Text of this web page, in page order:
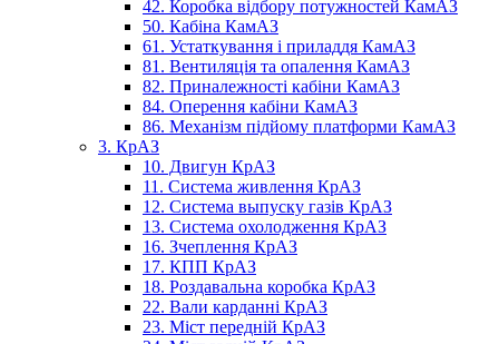
42. Коробка відбору потужностей КамАЗ
50. Кабіна КамАЗ
61. Устаткування і приладдя КамАЗ
81. Вентиляція та опалення КамАЗ
82. Приналежності кабіни КамАЗ
84. Оперення кабіни КамАЗ
86. Механізм підйому платформи КамАЗ
3. КрАЗ
10. Двигун КрАЗ
11. Система живлення КрАЗ
12. Система выпуску газів КрАЗ
13. Система охолодження КрАЗ
16. Зчеплення КрАЗ
17. КПП КрАЗ
18. Роздавальна коробка КрАЗ
22. Вали карданні КрАЗ
23. Міст передній КрАЗ